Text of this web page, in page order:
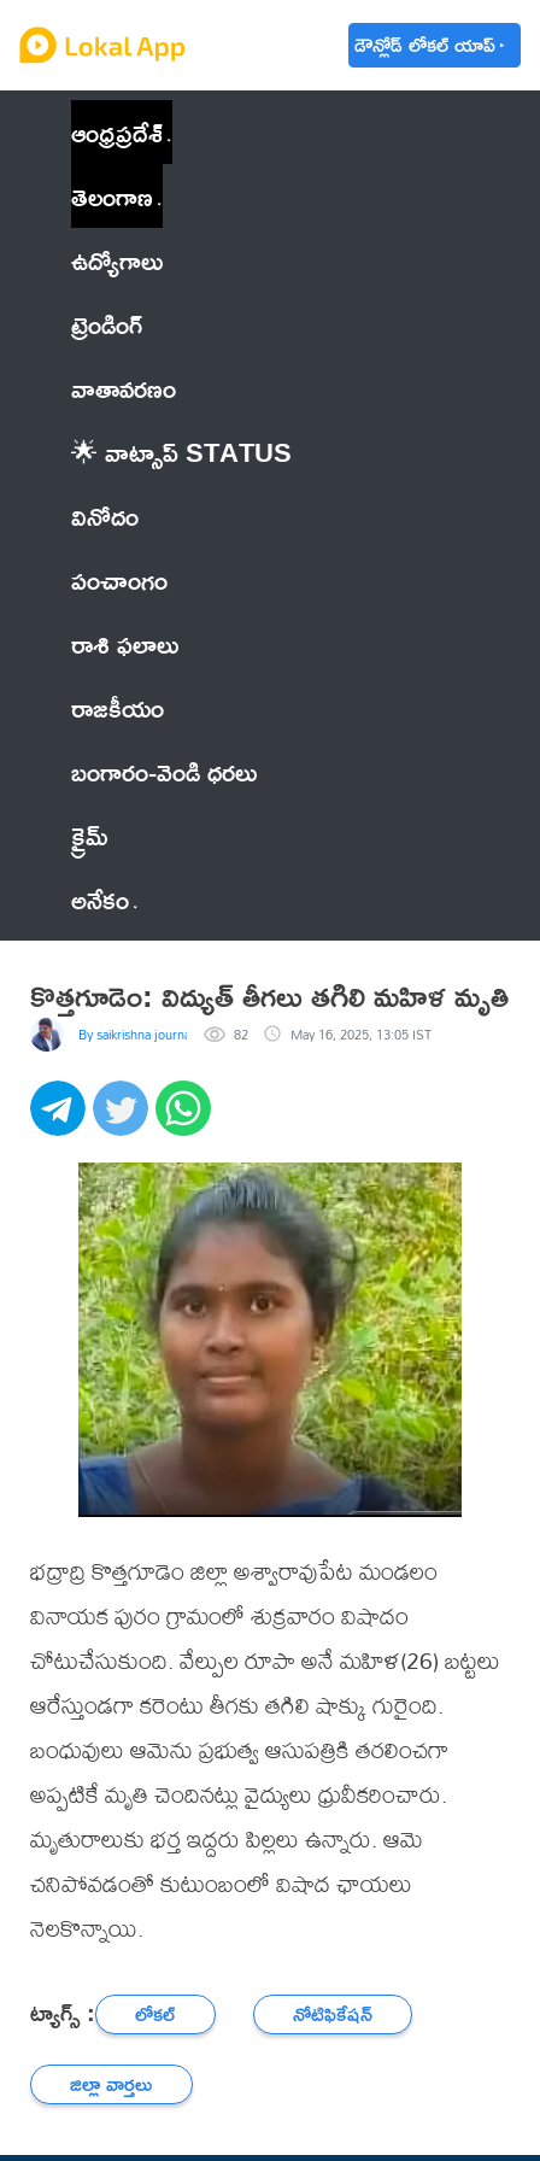
డౌన్లోడ్ లోకల్ యాప్
ఆంధ్రప్రదేశ్
తెలంగాణ
ఉద్యోగాలు
ట్రెండింగ్
వాతావరణం
🌟 వాట్సాప్ STATUS
వినోదం
పంచాంగం
రాశి ఫలాలు
రాజకీయం
బంగారం-వెండి ధరలు
క్రైమ్
అనేకం
కొత్తగూడెం: విద్యుత్ తీగలు తగిలి మహిళ మృతి
By saikrishna journalist 82 May 16, 2025, 13:05 IST
భద్రాద్రి కొత్తగూడెం జిల్లా అశ్వారావుపేట మండలం
వినాయక పురం గ్రామంలో శుక్రవారం విషాదం
చోటుచేసుకుంది. వేల్పుల రూపా అనే మహిళ(26) బట్టలు
ఆరేస్తుండగా కరెంటు తీగకు తగిలి షాక్కు గురైంది.
బంధువులు ఆమెను ప్రభుత్వ ఆసుపత్రికి తరలించగా
అప్పటికే మృతి చెందినట్లు వైద్యులు ధ్రువీకరించారు.
మృతురాలుకు భర్త ఇద్దరు పిల్లలు ఉన్నారు. ఆమె
చనిపోవడంతో కుటుంబంలో విషాద ఛాయలు
నెలకొన్నాయి.
ట్యాగ్స్ : లోకల్
నోటిఫికేషన్
జిల్లా వార్తలు